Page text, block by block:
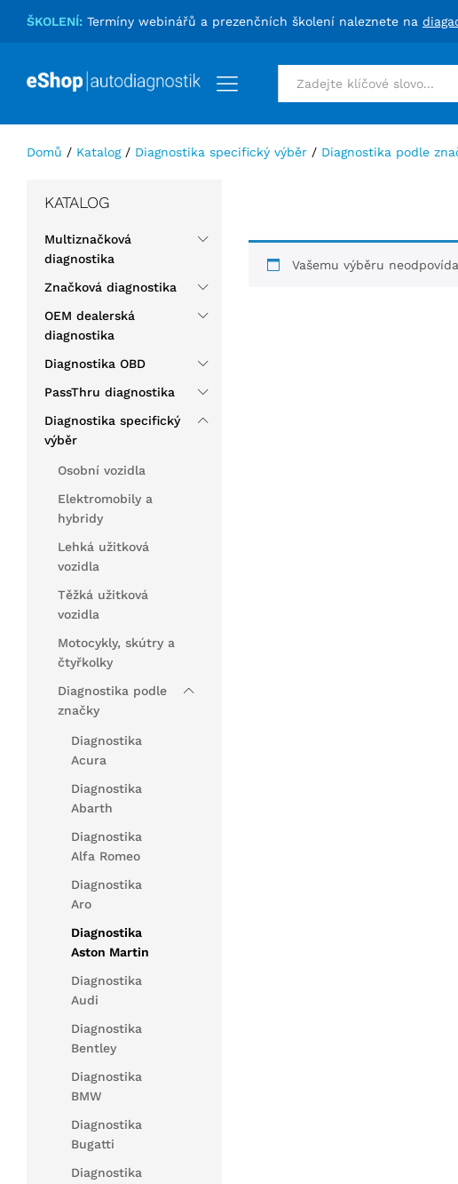
ŠKOLENÍ: Termíny webinářů a prezenčních školení naleznete na
Vše
Domů / Katalog / Diagnostika specifický výběr / Diagnostika podle
Vašemu výběru
KATALOG
Multiznačková
diagnostika
Značková diagnostika
OEM dealerská
diagnostika
Diagnostika OBD
PassThru diagnostika
Diagnostika specifický
výběr
Osobní vozidla
Elektromobily a
hybridy
Lehká užitková
vozidla
Těžká užitková
vozidla
Motocykly, skútry a
čtyřkolky
Diagnostika podle
značky
Diagnostika
Acura
Diagnostika
Abarth
Diagnostika
Alfa Romeo
Diagnostika
Aro
Diagnostika
Aston Martin
Diagnostika
Audi
Diagnostika
Bentley
Diagnostika
BMW
Diagnostika
Bugatti
Diagnostika